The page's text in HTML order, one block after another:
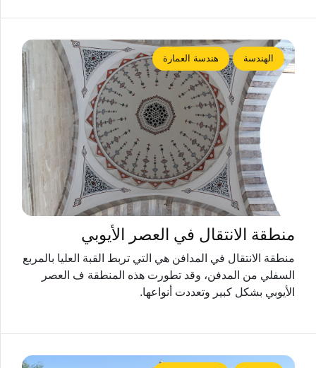
الهندسة هندسة العمارة
منطقة الانتقال في العصر الأيوبي
منطقة الانتقال في المدافن هي التي تربط القبة العليا بالمربع
السفلي من المدفن، وقد تطورت هذه المنطقة ف العصر
الأيوبي بشكل كبير وتعددت أنواعها.